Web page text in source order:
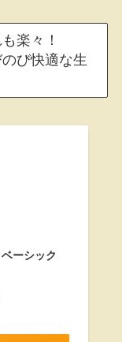
楽々！
び快適な生
ーシック